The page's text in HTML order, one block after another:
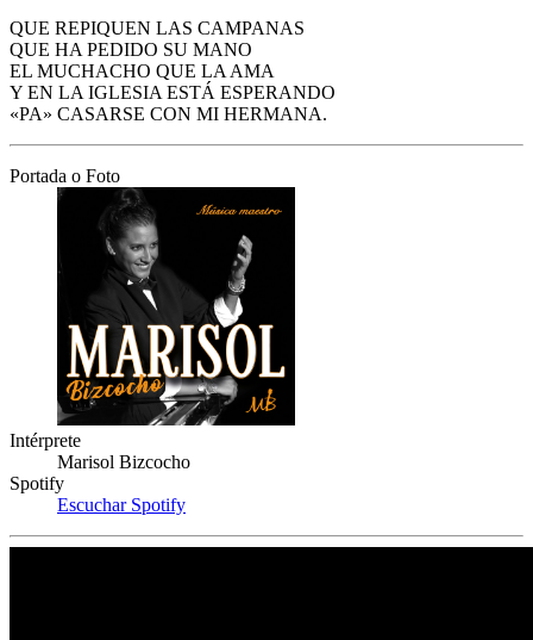
QUE REPIQUEN LAS CAMPANAS
QUE HA PEDIDO SU MANO
EL MUCHACHO QUE LA AMA
Y EN LA IGLESIA ESTÁ ESPERANDO
«PA» CASARSE CON MI HERMANA.
Portada o Foto
Intérprete
Marisol Bizcocho
Spotify
Escuchar Spotify